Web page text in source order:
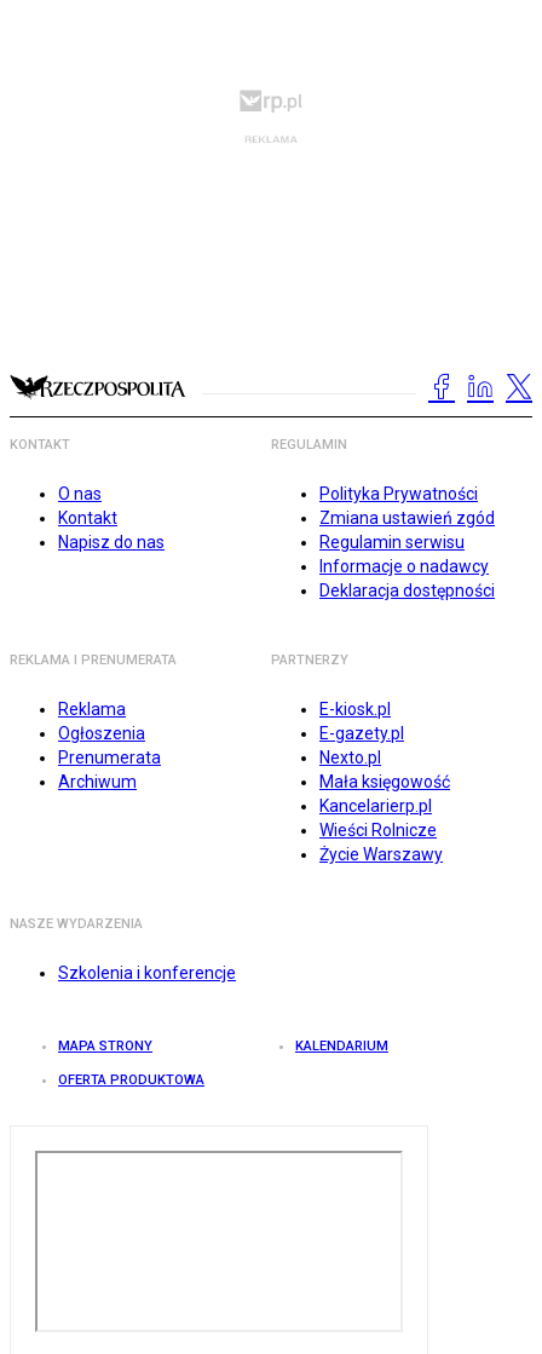
KONTAKT
O nas
Kontakt
Napisz do nas
REGULAMIN
Polityka Prywatności
Zmiana ustawień zgód
Regulamin serwisu
Informacje o nadawcy
Deklaracja dostępności
REKLAMA I PRENUMERATA
Reklama
Ogłoszenia
Prenumerata
Archiwum
PARTNERZY
E-kiosk.pl
E-gazety.pl
Nexto.pl
Mała księgowość
Kancelarierp.pl
Wieści Rolnicze
Życie Warszawy
NASZE WYDARZENIA
Szkolenia i konferencje
MAPA STRONY KALENDARIUM
OFERTA PRODUKTOWA